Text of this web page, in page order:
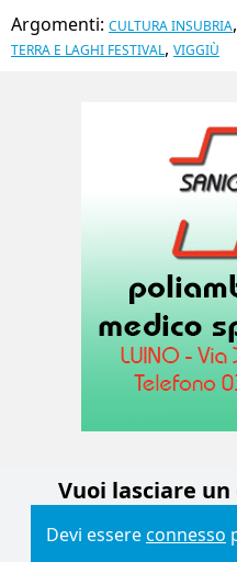
Argomenti: CULTURA INSUBRIA,
TERRA E LAGHI FESTIVAL, VIGGIÙ
Vuoi lasciare
Devi essereconnesso